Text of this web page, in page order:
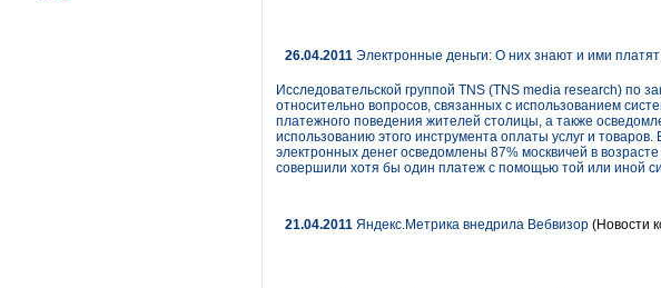
26.04.2011 Электронные деньги: О них знают и ими платят
Исследовательской группой TNS (TNS media research) по
относительно вопросов, связанных с использованием
платежного поведения жителей столицы, а также
использованию этого инструмента оплаты услуг и
электронных денег осведомлены 87% москвичей в
совершили хотя бы один платеж с помощью той или иной
21.04.2011 Яндекс.Метрика внедрила Вебвизор (Новости